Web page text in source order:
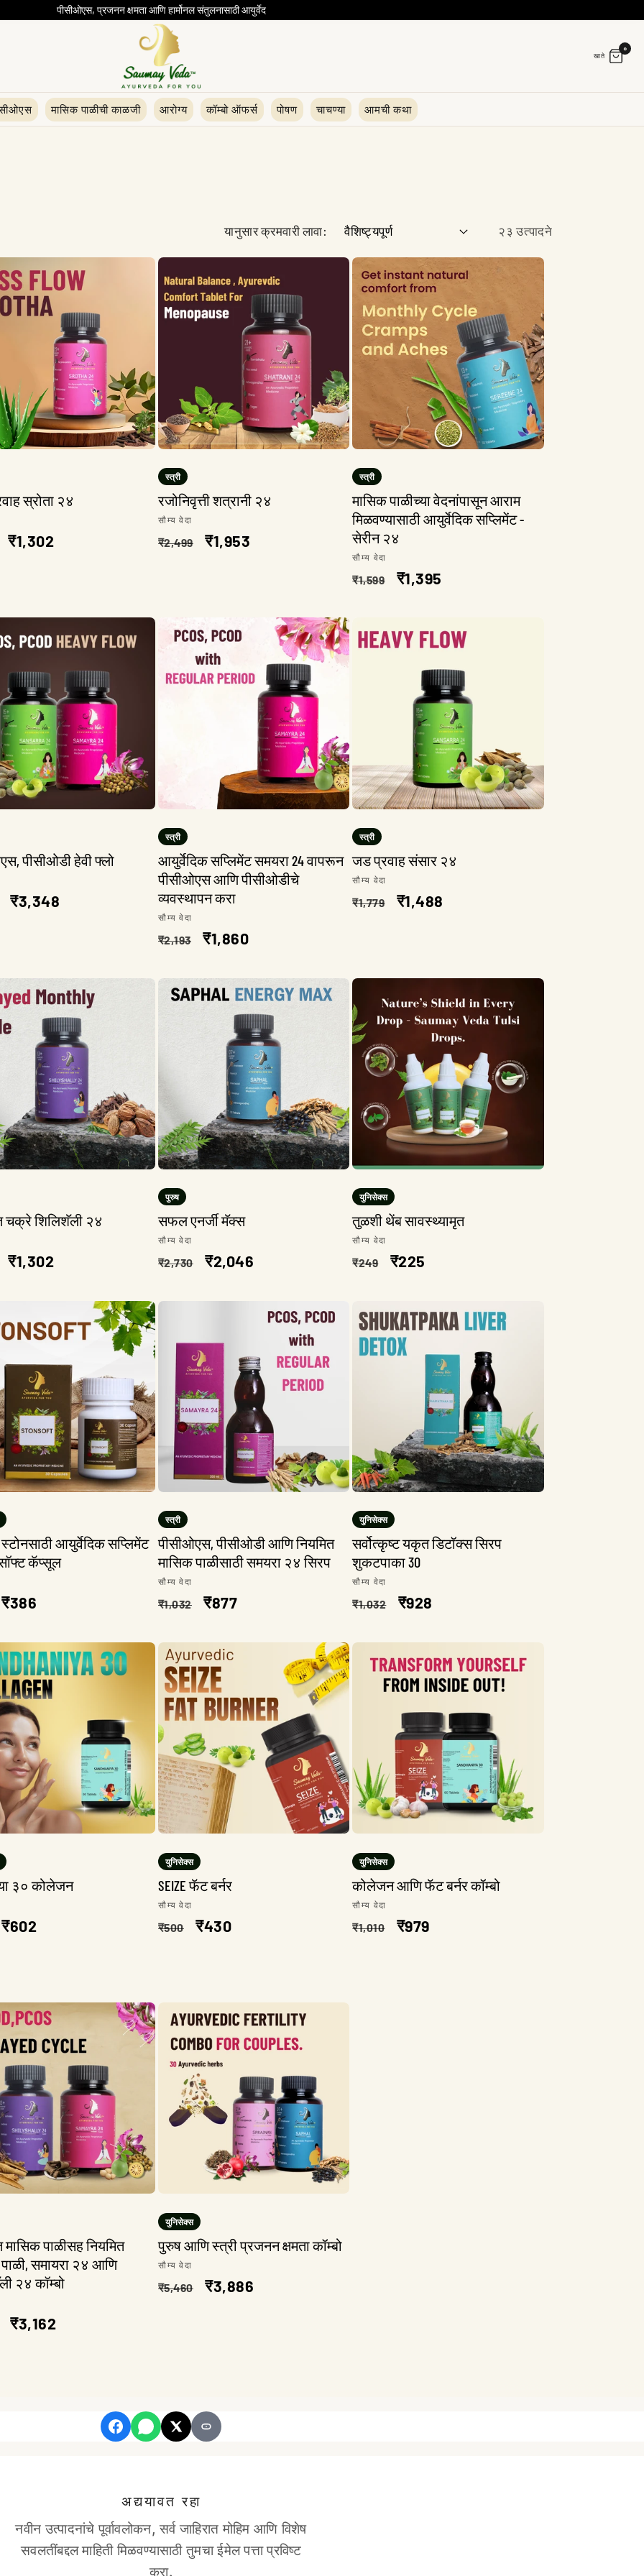
पीसीओएस, प्रजनन क्षमता आणि हार्मोनल संतुलनासाठी आयुर्वेद
खाते
०
मासिक पाळीची काळजी आरोग्य कॉम्बो ऑफर्स पोषण चाचण्या आमची कथा
यानुसार क्रमवारी लावा: २३ उत्पादने
स्रोता २४
विक्री
₹1,302
स्त्री
रजोनिवृत्ती शत्रानी २४
विक्रेता:
सौम्य वेदा
नियमित
₹2,499
विक्री
₹1,953
स्त्री
मासिक पाळीच्या वेदनांपासून आराम
मिळवण्यासाठी आयुर्वेदिक सप्लिमेंट -
सेरीन २४
विक्रेता:
सौम्य वेदा
नियमित
₹1,599
विक्री
₹1,395
पीसीओडी हेवी फ्लो
विक्री
₹3,348
स्त्री
आयुर्वेदिक सप्लिमेंट समयरा 24 वापरून
पीसीओएस आणि पीसीओडीचे
व्यवस्थापन करा
विक्रेता:
सौम्य वेदा
नियमित
₹2,193
विक्री
₹1,860
स्त्री
जड प्रवाह संसार २४
विक्रेता:
सौम्य वेदा
नियमित
₹1,779
विक्री
₹1,488
चक्रे शिलिशॅली २४
विक्री
₹1,302
पुरुष
सफल एनर्जी मॅक्स
विक्रेता:
सौम्य वेदा
नियमित
₹2,730
विक्री
₹2,046
युनिसेक्स
तुळशी थेंब सावस्थ्यामृत
विक्रेता:
सौम्य वेदा
नियमित
₹249
विक्री
₹225
आयुर्वेदिक सप्लिमेंट
कॅप्सूल
विक्री
₹386
स्त्री
पीसीओएस, पीसीओडी आणि नियमित
मासिक पाळीसाठी समयरा २४ सिरप
विक्रेता:
सौम्य वेदा
नियमित
₹1,032
विक्री
₹877
युनिसेक्स
सर्वोत्कृष्ट यकृत डिटॉक्स सिरप
शुकटपाका 3O
विक्रेता:
सौम्य वेदा
नियमित
₹1,032
विक्री
₹928
३० कोलेजन
विक्री
₹602
युनिसेक्स
SEIZE फॅट बर्नर
विक्रेता:
सौम्य वेदा
नियमित
₹500
विक्री
₹430
युनिसेक्स
कोलेजन आणि फॅट बर्नर कॉम्बो
विक्रेता:
सौम्य वेदा
नियमित
₹1,010
विक्री
₹979
मासिक पाळीसह नियमित
समायरा २४ आणि
२४ कॉम्बो
विक्री
₹3,162
युनिसेक्स
पुरुष आणि स्त्री प्रजनन क्षमता कॉम्बो
विक्रेता:
सौम्य वेदा
नियमित
₹5,460
विक्री
₹3,886
अद्ययावत रहा
नवीन उत्पादनांचे पूर्वावलोकन, सर्व जाहिरात मोहिम आणि विशेष
सवलतींबद्दल माहिती मिळवण्यासाठी तुमचा ईमेल पत्ता प्रविष्ट
करा.